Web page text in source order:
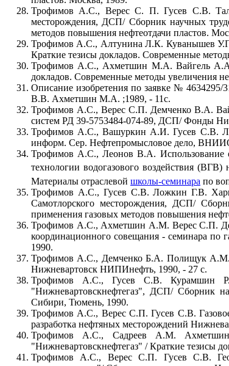
Трофимов А.С., Верес С. П. Гусев С.В.
месторождения, ДСП/ Сборник научных
методов повышения нефтеотдачи пластов.
Трофимов А.С., Алтунина Л.К. Куванышев
Краткие тезисы докладов. Современные
Трофимов А.С., Ахметшин М.А. Вайгель А.А.
докладов. Современные методы увеличения
Описание изобретения по заявке №
В.В. Ахметшин М.А. ;1989, - 11с.
Трофимов А.С., Верес С.П. Демченко В.А.
систем РД 39-5753484-074-89, ДСП/ Фонды
Трофимов А.С., Вашуркин А.И. Гусев С.В.
информ. Сер. Нефтепромысловое дело,
Трофимов А.С., Леонов В.А. Использование
технологии водогазового воздействия (ВГВ)
Материалы отраслевой школы-семинара по
Трофимов А.С., Гусев С.В. Ложкин Г.В.
Самотлорского месторождения, ДСП/
применения газовых методов повышения
Трофимов А.С., Ахметшин А.М. Верес С.П.
координационного совещания - семинара по
1990.
Трофимов А.С., Демченко Б.А. Полищук А.М.
Нижневартовск НИПИнефть, 1990, - 27 с.
Трофимов А.С., Гусев С.В. Курамшин
"Нижневартовскнефтегаз", ДСП/ Сборник
Сибири, Тюмень, 1990.
Трофимов А.С., Верес С.П. Гусев С.В.
разработка нефтяных месторождений
Трофимов А.С., Садреев А.М. Ахметшин
"Нижневартовскнефтегаз" / Краткие тезисы
Трофимов А.С., Верес С.П. Гусев С.В.